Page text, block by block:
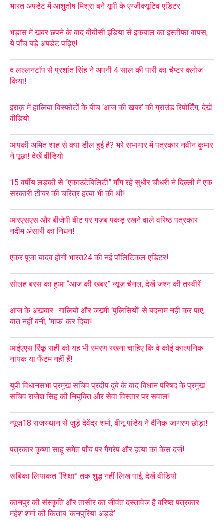
भारत अपडेट में आशुतोष मिश्रा बने यूपी के एग्जीक्यूटिव एडिटर
भड़ास में खबर छपने के बाद बीबीसी इंडिया से इकबाल का इस्तीफा वापस;
ये पाँच बड़े अपडेट पढ़िए!
द लल्लनटॉप से प्रशांत सिंह ने अपनी 4 साल की पारी का चैप्टर क्लोज
किया!
इराक़ में हालिया विस्फोटों के बीच ‘आज की खबर’ की ग्राउंड रिपोर्टिंग, देखें
वीडियो
आपकी अमित शाह से क्या डील हुई है? भरे सभागार में पत्रकार नवीन कुमार
ने पूछा! देखें वीडियो
15 वर्षीय लड़की से “एकाउंटेबिलिटी” माँग रहे सुधीर चौधरी ने दिल्ली में एक
सरकारी टीचर की चरित्र हत्या भी की थी!
आरएसएस और बीजेपी बीट पर गज़ब पकड़ रखने वाले वरिष्ठ पत्रकार
नदीम अंसारी का निधन!
एंकर पूजा यादव होंगी भारत24 की नई पॉलिटिकल एडिटर!
सोलह बरस का हुआ “आज की खबर” न्यूज़ चैनल, देखें जश्न की तस्वीरें
आज के अखबार : गालियों और जख्मी ‘पुलिसियों’ से बदनाम नहीं कर पाए,
बात नहीं बनी, ‘माफ’ कर दिया!
आईएएस रिंकू राही को यह भी स्मरण रखना चाहिए कि वे कोई काल्पनिक
नायक या फैंटम नहीं हैं!
यूपी विधानसभा प्रमुख सचिव प्रदीप दुबे के बाद विधान परिषद के प्रमुख
सचिव राजेश सिंह की नियुक्ति और सेवा विस्तार पर सवाल!
न्यूज़18 राजस्थान से जुड़े देवेंद्र शर्मा, बीनू पांडेय ने दैनिक जागरण छोड़ा!
पत्रकार कृष्णा साहू समेत पाँच पर गैंगरेप और हत्या का केस दर्ज!
रूबिका लियाकत “शिक्षा” तक शुद्ध नहीं लिख पाई, देखें वीडियो
कानपुर की संस्कृति और तासीर का जीवंत दस्तावेज है वरिष्ठ पत्रकार
महेश शर्मा की किताब ‘कनपुरिया अड्डे’